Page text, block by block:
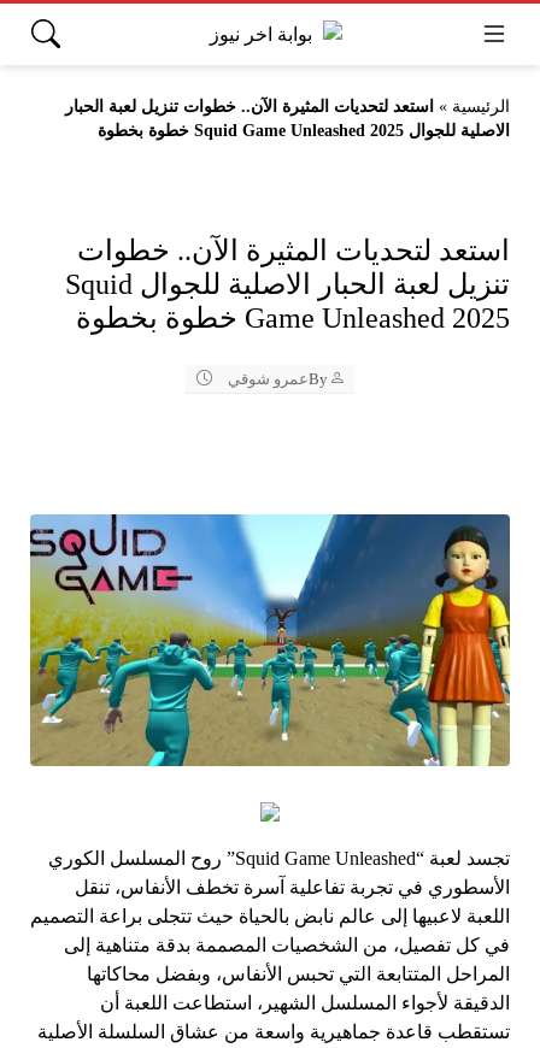
الرئيسية » استعد لتحديات المثيرة الآن.. خطوات تنزيل لعبة الحبار
الاصلية للجوال Squid Game Unleashed 2025 خطوة بخطوة
استعد لتحديات المثيرة الآن.. خطوات
تنزيل لعبة الحبار الاصلية للجوال Squid
Game Unleashed 2025 خطوة بخطوة
Byعمرو شوقي
تجسد لعبة “Squid Game Unleashed” روح المسلسل الكوري
الأسطوري في تجربة تفاعلية آسرة تخطف الأنفاس، تنقل
اللعبة لاعبيها إلى عالم نابض بالحياة حيث تتجلى براعة التصميم
في كل تفصيل، من الشخصيات المصممة بدقة متناهية إلى
المراحل المتتابعة التي تحبس الأنفاس، وبفضل محاكاتها
الدقيقة لأجواء المسلسل الشهير، استطاعت اللعبة أن
تستقطب قاعدة جماهيرية واسعة من عشاق السلسلة الأصلية